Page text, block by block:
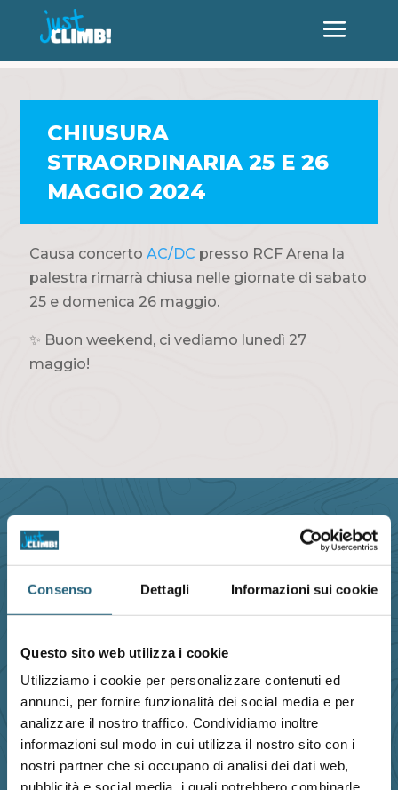
Consenso Dettagli Informazioni sui cookie
Questo sito web utilizza i cookie
Utilizziamo i cookie per personalizzare contenuti ed
annunci, per fornire funzionalità dei social media e per
analizzare il nostro traffico. Condividiamo inoltre
informazioni sul modo in cui utilizza il nostro sito con i
nostri partner che si occupano di analisi dei dati web,
pubblicità e social media, i quali potrebbero combinarle
CHIUSURA
STRAORDINARIA 25 E 26
MAGGIO 2024
Causa concertoAC/DC presso RCF Arena la
palestra rimarrà chiusa nelle giornate di sabato
25 e domenica 26 maggio.
✨ Buon weekend, ci vediamo lunedì 27
maggio!
ORARI DI APERTURA
Sab:10:00 - 18:00
le sale chiudono alle 17:30
Dom e festivi: CHIUSO
aperto in caso di maltempo